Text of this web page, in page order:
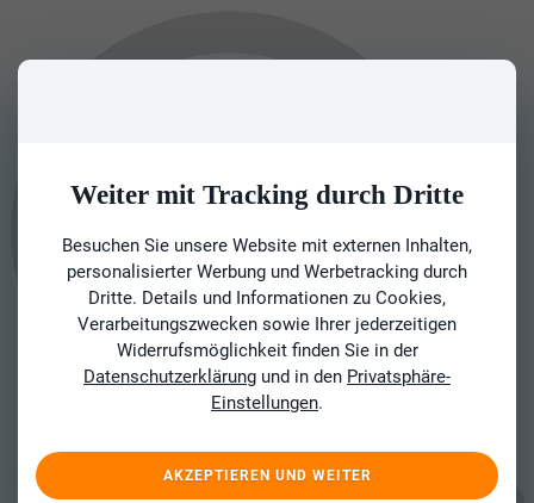
Weiter mit Tracking durch Dritte
Besuchen Sie unsere Website mit externen Inhalten,
personalisierter Werbung und Werbetracking durch
Dritte. Details und Informationen zu Cookies,
Verarbeitungszwecken sowie Ihrer jederzeitigen
Widerrufsmöglichkeit finden Sie in der
Datenschutzerklärung und in den Privatsphäre-
Einstellungen.
AKZEPTIEREN UND WEITER